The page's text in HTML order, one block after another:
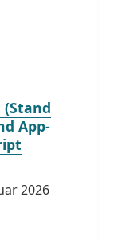
(Stand
App-
2026